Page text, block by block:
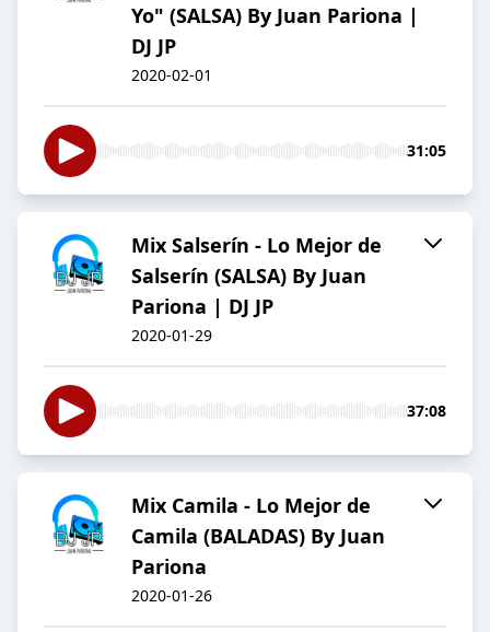
Yo" (SALSA) By Juan Pariona |
DJ JP
2020-02-01
31:05
Mix Salserín - Lo Mejor de
Salserín (SALSA) By Juan
Pariona | DJ JP
2020-01-29
37:08
Mix Camila - Lo Mejor de
Camila (BALADAS) By Juan
Pariona
2020-01-26